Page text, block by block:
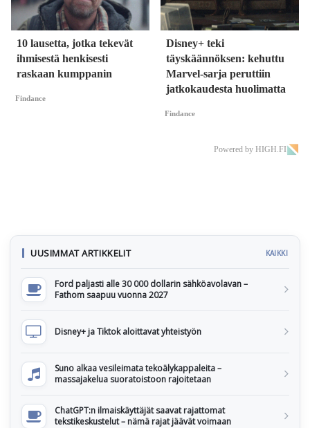
10 lausetta, jotka tekevät
ihmisestä henkisesti
raskaan kumppanin
Findance
Disney+ teki
täyskäännöksen: kehuttu
Marvel-sarja peruttiin
jatkokaudesta huolimatta
Findance
Powered by HIGH.FI
UUSIMMAT ARTIKKELIT KAIKKI
Ford paljasti alle 30 000 dollarin sähköavolavan –
Fathom saapuu vuonna 2027
Disney+ ja Tiktok aloittavat yhteistyön
Suno alkaa vesileimata tekoälykappaleita –
massajakelua suoratoistoon rajoitetaan
ChatGPT:n ilmaiskäyttäjät saavat rajattomat
tekstikeskustelut – nämä rajat jäävät voimaan